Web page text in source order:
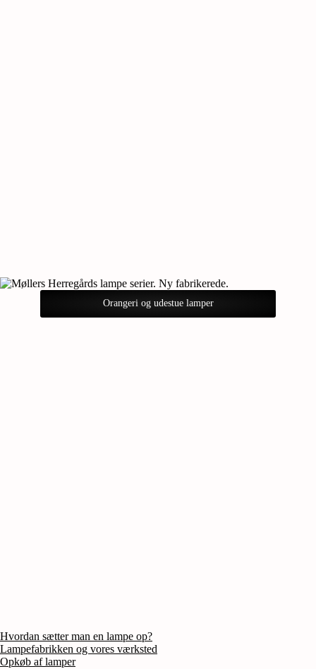
Orangeri og udestue lamper
Hvordan sætter man en lampe op?
Lampefabrikken og vores værksted
Opkøb af lamper